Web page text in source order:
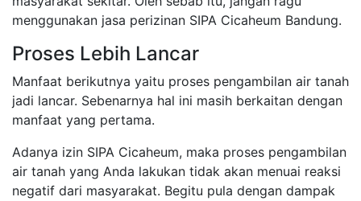
menggunakan jasa perizinan SIPA Cicaheum Bandung.
Proses Lebih Lancar
Manfaat berikutnya yaitu proses pengambilan air tanah
jadi lancar. Sebenarnya hal ini masih berkaitan dengan
manfaat yang pertama.
Adanya izin SIPA Cicaheum, maka proses pengambilan
air tanah yang Anda lakukan tidak akan menuai reaksi
negatif dari masyarakat. Begitu pula dengan dampak